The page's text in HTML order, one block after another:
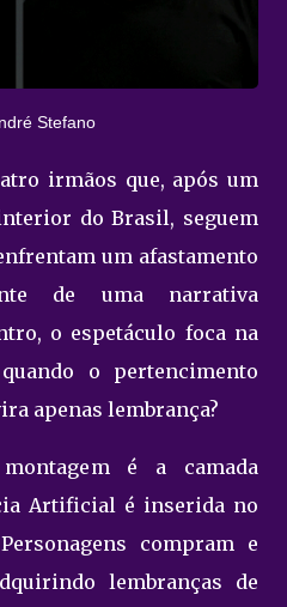
Stefano
irmãos que, após um
do Brasil, seguem
um afastamento
de uma narrativa
o espetáculo foca na
o pertencimento
apenas lembrança?
é a camada
Artificial é inserida no
compram e
lembranças de